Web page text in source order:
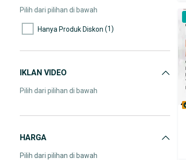
Pilih dari pilihan di bawah
Hanya Produk Diskon (1)
IKLAN VIDEO
Pilih dari pilihan di bawah
HARGA
Pilih dari pilihan di bawah